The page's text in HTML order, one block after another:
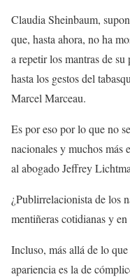
Claudia Sheinbaum,
que, hasta ahora, no ha
a repetir los mantras de
hasta los gestos del
Marcel Marceau.
Es por eso por lo que no
nacionales y muchos más
al abogado Jeffrey
¿Publirrelacionista de los
mentiñeras cotidianas y
Incluso, más allá de lo
apariencia es la de